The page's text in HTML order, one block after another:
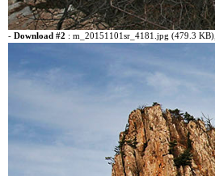
- Download #2 : m_20151101sr_4181.jpg (479.3 KB)